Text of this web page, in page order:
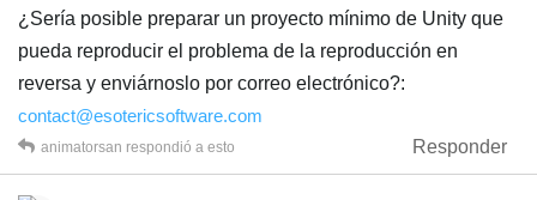
¿Sería posible preparar un proyecto mínimo de Unity que
pueda reproducir el problema de la reproducción en
reversa y enviárnoslo por correo electrónico?:
contact@esotericsoftware.com
Responder
animatorsan respondió a esto